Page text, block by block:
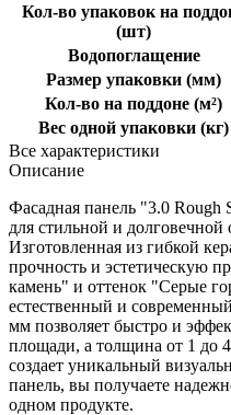
Кол-во упаковок на
(шт)
Водопоглащение
Размер упаковки (мм)
Кол-во на поддоне (м²)
Вес одной упаковки (кг)
Все характеристики
Описание
Фасадная панель "3.0
для стильной и долговечной
Изготовленная из гибкой
прочность и эстетическую
камень" и оттенок "Серые
естественный и
мм позволяет быстро и
площади, а толщина от 1 до
создает уникальный
панель, вы получаете
одном продукте.